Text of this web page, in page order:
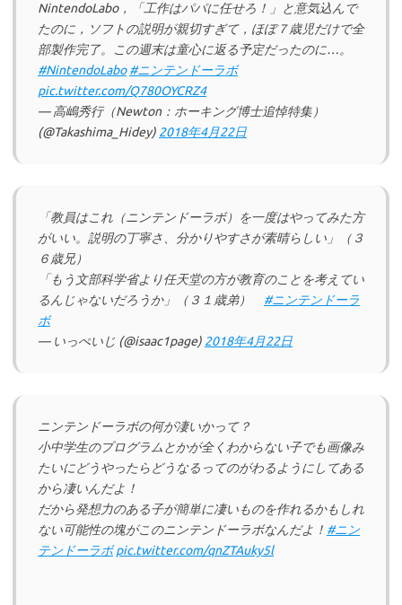
NintendoLabo，「工作はパパに任せろ！」と意気込んで
たのに，ソフトの説明が親切すぎて，ほぼ７歳児だけで全
部製作完了。この週末は童心に返る予定だったのに…。
#NintendoLabo #ニンテンドーラボ
pic.twitter.com/Q780OYCRZ4
— 高嶋秀行（Newton：ホーキング博士追悼特集）
(@Takashima_Hidey) 2018年4月22日
「教員はこれ（ニンテンドーラボ）を一度はやってみた方
がいい。説明の丁寧さ、分かりやすさが素晴らしい」（３
６歳兄）
「もう文部科学省より任天堂の方が教育のことを考えてい
るんじゃないだろうか」（３１歳弟） #ニンテンドーラ
ボ
— いっぺいじ (@isaac1page) 2018年4月22日
ニンテンドーラボの何が凄いかって？
小中学生のプログラムとかが全くわからない子でも画像み
たいにどうやったらどうなるってのがわるようにしてある
から凄いんだよ！
だから発想力のある子が簡単に凄いものを作れるかもしれ
ない可能性の塊がこのニンテンドーラボなんだよ！ #ニン
テンドーラボ pic.twitter.com/qnZTAuky5l